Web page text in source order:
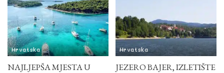
Hrvatska
NAJLJEPŠA MJESTA U
Hrvatska
JEZERO BAJER, IZLETIŠTE